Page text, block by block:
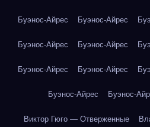
Буэнос-Айрес Буэнос-Айрес
Буэнос-Айрес Буэнос-Айрес
Буэнос-Айрес Буэнос-Айрес
Буэнос-Айрес Буэнос-
Виктор Гюго — Отверженные